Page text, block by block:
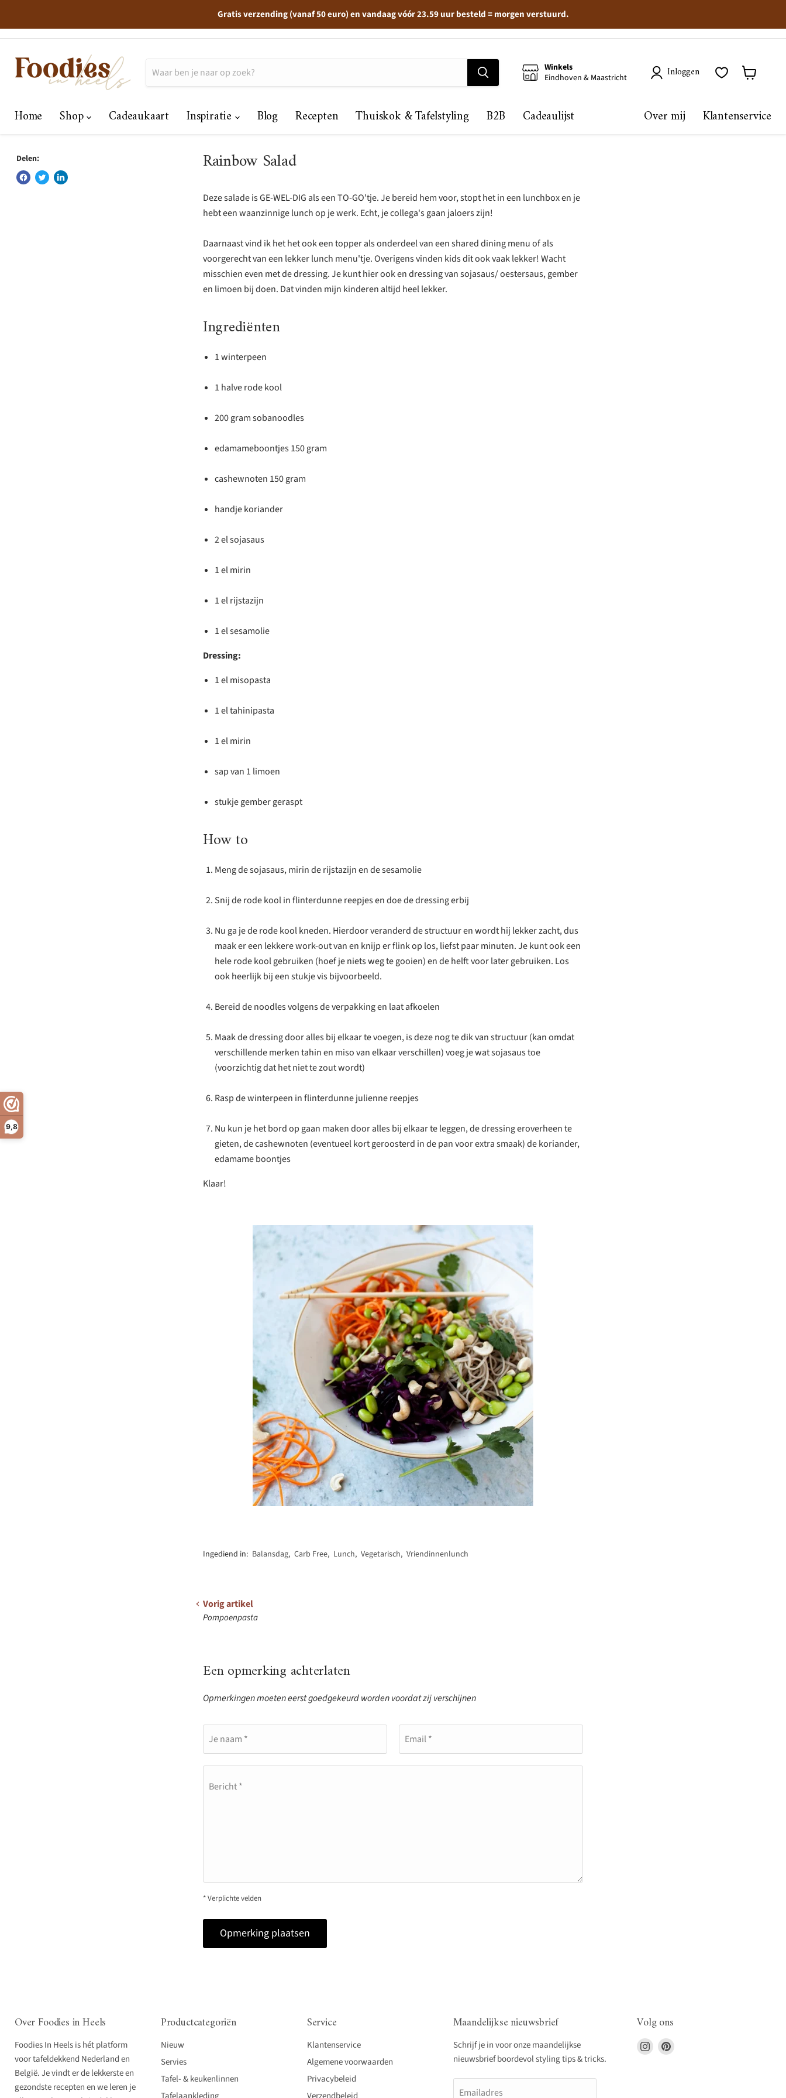
9,8
Gratis verzending (vanaf 50 euro) en vandaag vóór 23.59 uur besteld = morgen verstuurd.
Winkels
Eindhoven & Maastricht
Inloggen
Home Shop Cadeaukaart Inspiratie Blog Recepten Thuiskok & Tafelstyling B2B Cadeaulijst Over mij Klantenservice
Delen: Rainbow Salad
Deze salade is GE-WEL-DIG als een TO-GO'tje. Je bereid hem voor, stopt het in een lunchbox en je
hebt een waanzinnige lunch op je werk. Echt, je collega's gaan jaloers zijn!
Daarnaast vind ik het het ook een topper als onderdeel van een shared dining menu of als
voorgerecht van een lekker lunch menu'tje. Overigens vinden kids dit ook vaak lekker! Wacht
misschien even met de dressing. Je kunt hier ook en dressing van sojasaus/ oestersaus, gember
en limoen bij doen. Dat vinden mijn kinderen altijd heel lekker.
Ingrediënten
1 winterpeen
1 halve rode kool
200 gram sobanoodles
edamameboontjes 150 gram
cashewnoten 150 gram
handje koriander
2 el sojasaus
1 el mirin
1 el rijstazijn
1 el sesamolie
Dressing:
1 el misopasta
1 el tahinipasta
1 el mirin
sap van 1 limoen
stukje gember geraspt
How to
Meng de sojasaus, mirin de rijstazijn en de sesamolie
Snij de rode kool in flinterdunne reepjes en doe de dressing erbij
Nu ga je de rode kool kneden. Hierdoor veranderd de structuur en wordt hij lekker zacht, dus
maak er een lekkere work-out van en knijp er flink op los, liefst paar minuten. Je kunt ook een
hele rode kool gebruiken (hoef je niets weg te gooien) en de helft voor later gebruiken. Los
ook heerlijk bij een stukje vis bijvoorbeeld.
Bereid de noodles volgens de verpakking en laat afkoelen
Maak de dressing door alles bij elkaar te voegen, is deze nog te dik van structuur (kan omdat
verschillende merken tahin en miso van elkaar verschillen) voeg je wat sojasaus toe
(voorzichtig dat het niet te zout wordt)
Rasp de winterpeen in flinterdunne julienne reepjes
Nu kun je het bord op gaan maken door alles bij elkaar te leggen, de dressing eroverheen te
gieten, de cashewnoten (eventueel kort geroosterd in de pan voor extra smaak) de koriander,
edamame boontjes
Klaar!
Ingediend in: Balansdag, Carb Free, Lunch, Vegetarisch, Vriendinnenlunch
Vorig artikel
Pompoenpasta
Een opmerking achterlaten
Opmerkingen moeten eerst goedgekeurd worden voordat zij verschijnen
Je naam * Email *
Bericht *
* Verplichte velden
Opmerking plaatsen
Over Foodies in Heels
Foodies In Heels is hét platform
voor tafeldekkend Nederland en
België. Je vindt er de lekkerste en
gezondste recepten en we leren je
Productcategoriën
Nieuw
Servies
Tafel- & keukenlinnen
Service
Klantenservice
Algemene voorwaarden
Privacybeleid
Maandelijkse nieuwsbrief
Schrijf je in voor onze maandelijkse
nieuwsbrief boordevol styling tips & tricks.
Emailadres
Volg ons
Vind
ons
Vind